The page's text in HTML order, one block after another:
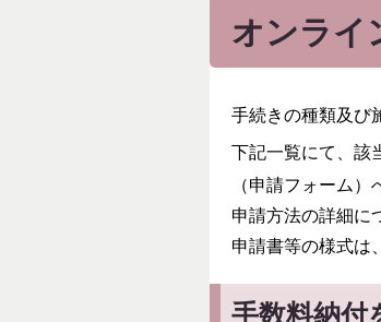
オンライ
手続きの種類及び
下記一覧にて、該
（申請フォーム）
申請方法の詳細に
申請書等の様式は、
手数料納付